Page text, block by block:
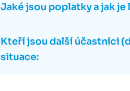
Jaké jsou poplatky a jak je
Kteří jsou další účastníci
situace: